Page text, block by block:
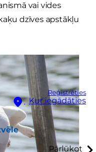
Reģistrēties
Kur iegādāties
Pārlūkot
vai vides
dzīves apstākļu